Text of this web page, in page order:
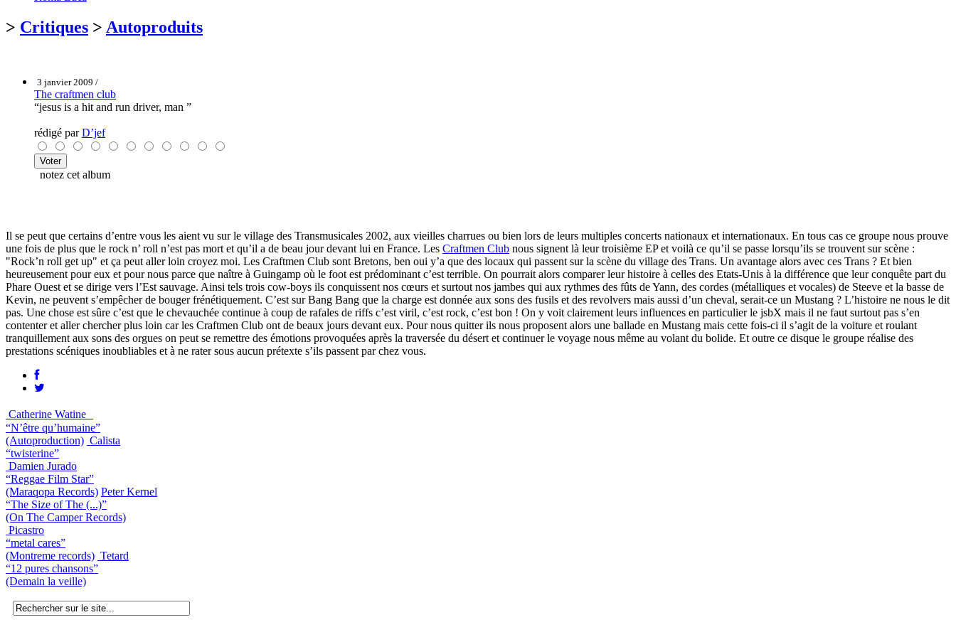
> Critiques > Autoproduits
3 janvier 2009 /
The craftmen club
“jesus is a hit and run driver, man ”
rédigé parD’jef
notez cet album
Il se peut que certains d’entre vous les aient vu sur le village des Transmusicales 2002, aux vieilles charrues ou bien lors de leurs multiples concerts nationaux et internationaux. En tous cas ce groupe nous prouve
une fois de plus que le rock n’ roll n’est pas mort et qu’il a de beau jour devant lui en France. Les Craftmen Club nous signent là leur troisième EP et voilà ce qu’il se passe lorsqu’ils se trouvent sur scène :
"Rock’n roll get up" et ça peut aller loin croyez moi. Les Craftmen Club sont Bretons, ben oui y’a que des locaux qui passent sur la scène du village des Trans. Un avantage alors avec ces Trans ? Et bien
heureusement pour eux et pour nous parce que naître à Guingamp où le foot est prédominant c’est terrible. On pourrait alors comparer leur histoire à celles des Etats-Unis à la différence que leur conquête part du
Phare Ouest et se dirige vers l’Est sauvage. Ainsi tels trois cow-boys ils conquissent nos cœurs et surtout nos jambes qui aux rythmes des fûts de Yann, des cordes (métalliques et vocales) de Steeve et la basse de
Kevin, ne peuvent s’empêcher de bouger frénétiquement. C’est sur Bang Bang que la charge est donnée aux sons des fusils et des revolvers mais aussi d’un cheval, serait-ce un Mustang ? L’histoire ne nous le dit
pas. Une chose est sûre c’est que le chevauchée continue à coup de rafales de riffs c’est viril, c’est rock, c’est bon ! On y voit clairement leurs influences en particulier le jsbX mais il ne faut surtout pas s’en
contenter et aller chercher plus loin car les Craftmen Club ont de beaux jours devant eux. Pour nous quitter ils nous proposent alors une ballade en Mustang mais cette fois-ci il s’agit de la voiture et roulant
tranquillement aux sons des orgues on peut se remettre des émotions provoquées après la traversée du désert et continuer le voyage nous même au volant du bolide. Et outre ce disque le groupe réalise des
prestations scéniques inoubliables et à ne rater sous aucun prétexte s’ils passent par chez vous.
Catherine Watine
“N’être qu’humaine”
(Autoproduction) Calista
“twisterine”
Damien Jurado
“Reggae Film Star”
(Maraqopa Records) Peter Kernel
“The Size of The (...)”
(On The Camper Records)
Picastro
“metal cares”
(Montreme records) Tetard
“12 pures chansons”
(Demain la veille)